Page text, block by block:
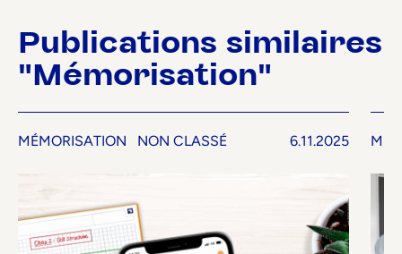
Publications similaires
"Mémorisation"
MÉMORISATION NON CLASSÉ 6.11.2025